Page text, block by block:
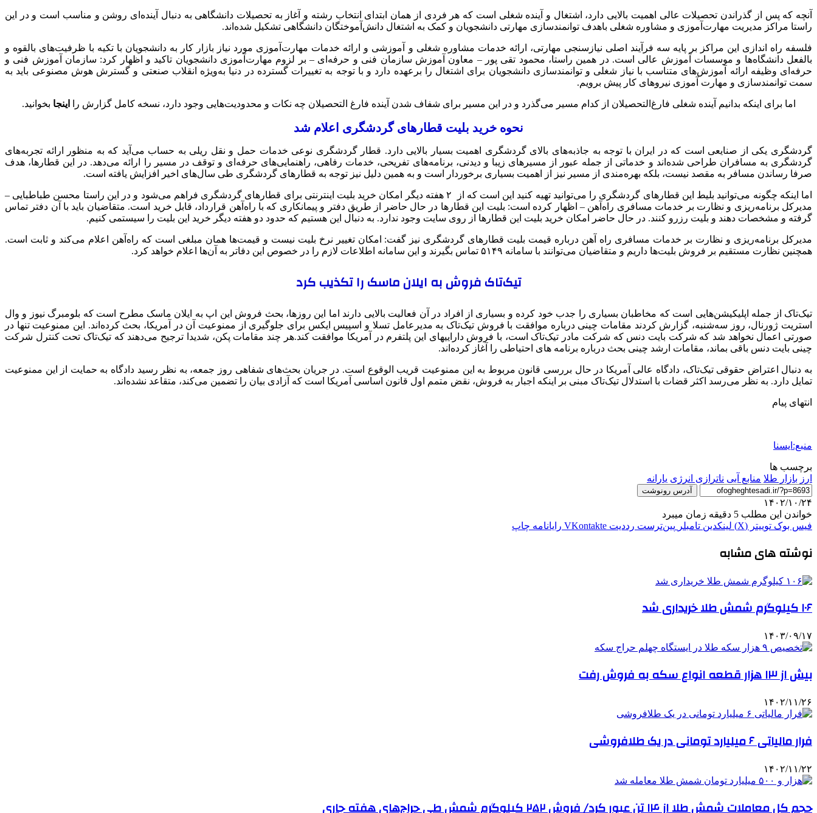
آنچه که پس از گذراندن تحصیلات عالی اهمیت بالایی دارد، اشتغال و آینده شغلی است که هر فردی از همان ابتدای انتخاب رشته و آغاز به تحصیلات دانشگاهی به دنبال آینده‌ای روشن و مناسب است و در این
راستا مراکز مدیریت مهارت‌آموزی و مشاوره شغلی باهدف توانمندسازی مهارتی دانشجویان و کمک به اشتغال دانش‌آموختگان دانشگاهی تشکیل شده‌اند.
فلسفه راه اندازی این مراکز بر پایه سه فرآیند اصلی نیازسنجی مهارتی، ارائه خدمات مشاوره شغلی و آموزشی و ارائه خدمات مهارت‌آموزی مورد نیاز بازار کار به دانشجویان با تکیه با ظرفیت‌های بالقوه و
بالفعل دانشگاه‌ها و موسسات آموزش عالی است. در همین راستا، محمود تقی پور – معاون آموزش سازمان فنی و حرفه‌ای – بر لزوم مهارت‌آموزی دانشجویان تاکید و اظهار کرد: سازمان آموزش فنی و
حرفه‌ای وظیفه ارائه آموزش‌های متناسب با نیاز شغلی و توانمندسازی دانشجویان برای اشتغال را برعهده دارد و با توجه به تغییرات گسترده در دنیا به‌ویژه انقلاب صنعتی و گسترش هوش مصنوعی باید به
سمت توانمندسازی و مهارت آموزی نیروهای کار پیش برویم.
اما برای اینکه بدانیم آینده شغلی فارغ‌التحصیلان از کدام مسیر می‌گذرد و در این مسیر برای شفاف شدن آینده فارغ التحصیلان چه نکات و محدودیت‌هایی وجود دارد، نسخه کامل گزارش را اینجا بخوانید.
نحوه خرید بلیت قطارهای گردشگری اعلام شد
گردشگری یکی از صنایعی است که در ایران با توجه به جاذبه‌های بالای گردشگری اهمیت بسیار بالایی دارد. قطار گردشگری نوعی خدمات حمل و نقل ریلی به حساب می‌آید که به منظور ارائه تجربه‌های
گردشگری به مسافران طراحی شده‌اند و خدماتی از جمله عبور از مسیرهای زیبا و دیدنی، برنامه‌های تفریحی،‌ خدمات رفاهی، راهنمایی‌های حرفه‌ای و توقف در مسیر را ارائه می‌دهد. در این قطارها، هدف
صرفا رساندن مسافر به مقصد نیست، بلکه بهره‌مندی از مسیر نیز از اهمیت بسیاری برخوردار است و به همین دلیل نیز توجه به قطارهای گردشگری طی سال‌های اخیر افزایش یافته است.
اما اینکه چگونه می‌توانید بلیط این قطارهای گردشگری را می‌توانید تهیه کنید این است که از ۲ هفته دیگر امکان خرید بلیت اینترنتی برای قطارهای گردشگری فراهم می‌شود و در این راستا محسن طباطبایی –
مدیرکل برنامه‌ریزی و نظارت بر خدمات مسافری راه‌آهن – اظهار کرده است: بلیت این قطارها در حال حاضر از طریق دفتر و پیمانکاری که با راه‌آهن قرارداد، قابل خرید است. متقاضیان باید با آن دفتر تماس
گرفته و مشخصات دهند و بلیت رزرو کنند. در حال حاضر امکان خرید بلیت این قطارها از روی سایت وجود ندارد. به دنبال این هستیم که حدود دو هفته دیگر خرید این بلیت را سیستمی کنیم.
مدیرکل برنامه‌ریزی و نظارت بر خدمات مسافری راه آهن درباره قیمت بلیت‌ قطارهای گردشگری نیز گفت: امکان تغییر نرخ بلیت نیست و قیمت‌ها همان مبلغی است که راه‌آهن اعلام می‌کند و ثابت است.
همچنین نظارت مستقیم بر فروش بلیت‌ها داریم و متقاضیان می‌توانند با سامانه ۵۱۴۹ تماس بگیرند و این سامانه اطلاعات لازم را در خصوص این دفاتر به آن‌ها اعلام خواهد کرد.
تیک‌تاک فروش به ایلان ماسک را تکذیب کرد
تیک‌تاک از جمله اپلیکیشن‌هایی است که مخاطبان بسیاری را جدب خود کرده و بسیاری از افراد در آن فعالیت بالایی دارند اما این روزها، بحث فروش این اپ به ایلان ماسک مطرح است که بلومبرگ نیوز و وال
استریت ژورنال، روز سه‌شنبه، گزارش کردند مقامات چینی درباره موافقت با فروش تیک‌تاک به مدیرعامل تسلا و اسپیس ایکس برای جلوگیری از ممنوعیت آن در آمریکا، بحث کرده‌اند. این ممنوعیت تنها در
صورتی اعمال نخواهد شد که شرکت بایت دنس که شرکت مادر تیک‌تاک است، با فروش داراییهای این پلتفرم در آمریکا موافقت کند.هر چند مقامات پکن، شدیدا ترجیح می‌دهند که تیک‌تاک تحت کنترل شرکت
چینی بایت دنس باقی بماند، مقامات ارشد چینی بحث درباره برنامه های احتیاطی را آغاز کرده‌اند.
به دنبال اعتراض حقوقی تیک‌تاک، دادگاه عالی آمریکا در حال بررسی قانون مربوط به این ممنوعیت قریب الوقوع است. در جریان بحث‌های شفاهی روز جمعه، به نظر رسید دادگاه به حمایت از این ممنوعیت
تمایل دارد. به نظر می‌رسد اکثر قضات با استدلال تیک‌تاک مبنی بر اینکه اجبار به فروش، نقض متمم اول قانون اساسی آمریکا است که آزادی بیان را تضمین می‌کند، متقاعد نشده‌اند.
انتهای پیام
منبع:ایسنا
برچسب ها
ارز بازار طلا منابع آبی ناترازی انرژی يارانه
آدرس رونوشت
۱۴۰۲/۱۰/۲۴
خواندن این مطلب 5 دقیقه زمان میبرد
فیس بوک توییتر (X) لینکدین ‫تامبلر ‫پین‌ترست ‫رددیت ‫VKontakte رایانامه چاپ
نوشته های مشابه
۱۰۶ کیلوگرم شمش طلا خریداری شد
۱۴۰۳/۰۹/۱۷
بیش از ۱۳ هزار قطعه انواع سکه به فروش رفت
۱۴۰۲/۱۱/۲۶
فرار مالیاتی ۶ میلیارد تومانی در یک طلافروشی
۱۴۰۲/۱۱/۲۲
حجم کل معاملات شمش طلا از ۱۴ تن عبور کرد/ فروش ۲۵۲ کیلوگرم شمش طی حراج‌های هفته جاری